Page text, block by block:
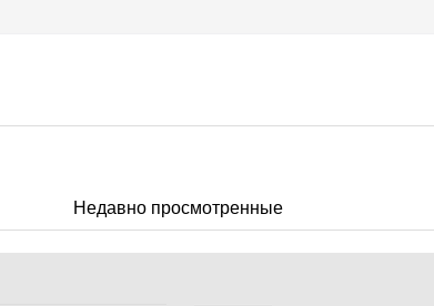
Недавно просмотренные